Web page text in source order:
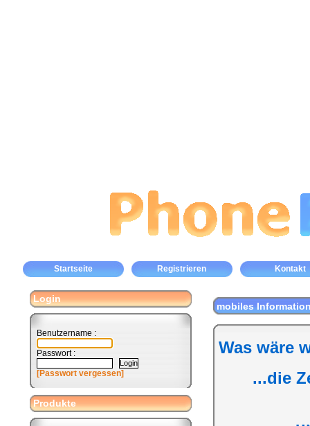
Startseite Registrieren Kontakt
Login
Benutzername :
Passwort :
[Passwort vergessen]
Produkte
mobiles
Was wäre
...die